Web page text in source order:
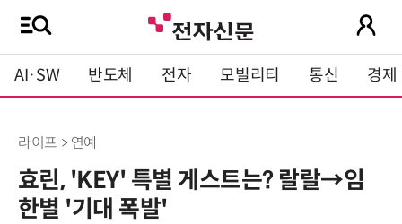
AI·SW 반도체 전자 모빌리티 통신 경제
라이프 > 연예
효린, 'KEY' 특별 게스트는? 랄랄→임
한별 '기대 폭발'